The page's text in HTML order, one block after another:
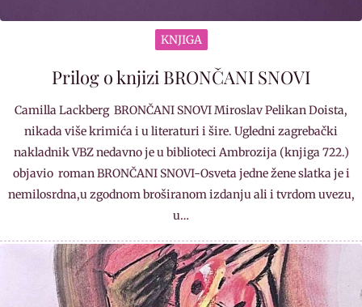
KNJIGA
Prilog o knjizi BRONČANI SNOVI
Camilla Lackberg BRONČANI SNOVI Miroslav Pelikan Doista,
nikada više krimića i u literaturi i šire. Ugledni zagrebački
nakladnik VBZ nedavno je u biblioteci Ambrozija (knjiga 722.)
objavio roman BRONČANI SNOVI-Osveta jedne žene slatka je i
nemilosrdna,u zgodnom broširanom izdanju ali i tvrdom uvezu,
u…